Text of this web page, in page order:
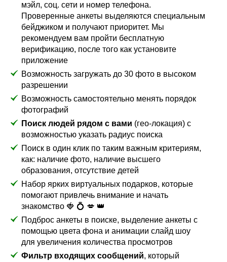
мэйл, соц. сети и номер телефона.
Проверенные анкеты выделяются специальным
бейджиком и получают приоритет. Мы
рекомендуем вам пройти бесплатную
верификацию, после того как установите
приложение
Возможность загружать до 30 фото в высоком
разрешении
Возможность самостоятельно менять порядок
фотографий
Поиск людей рядом с вами (гео-локация) с
возможностью указать радиус поиска
Поиск в один клик по таким важным критериям,
как: наличие фото, наличие высшего
образования, отсутствие детей
Набор ярких виртуальных подарков, которые
помогают привлечь внимание и начать
знакомство 🍓 💍 💋 👑
Подброс анкеты в поиске, выделение анкеты с
помощью цвета фона и анимации слайд шоу
для увеличения количества просмотров
Фильтр входящих сообщений, который